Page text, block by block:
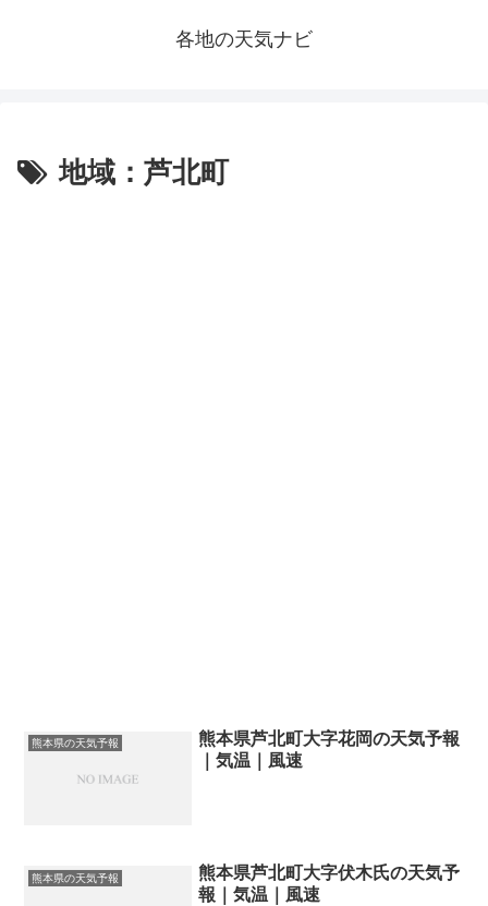
各地の天気ナビ
地域：芦北町
熊本県の天気予報
熊本県芦北町大字花岡の天気予報
｜気温｜風速
熊本県の天気予報
熊本県芦北町大字伏木氏の天気予
報｜気温｜風速